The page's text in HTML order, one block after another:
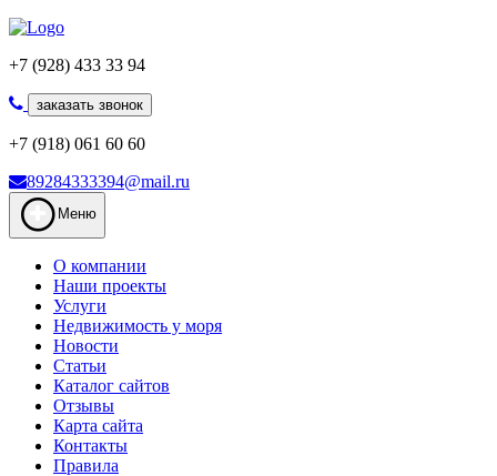
+7 (928) 433 33 94
заказать звонок
+7 (918) 061 60 60
89284333394@mail.ru
Меню
О компании
Наши проекты
Услуги
Недвижимость у моря
Новости
Статьи
Каталог сайтов
Отзывы
Карта сайта
Контакты
Правила